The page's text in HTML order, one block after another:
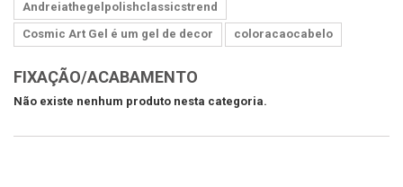
Andreiathegelpolishclassicstrend
Cosmic Art Gel é um gel de decor
coloracaocabelo
FIXAÇÃO/ACABAMENTO
Não existe nenhum produto nesta categoria.